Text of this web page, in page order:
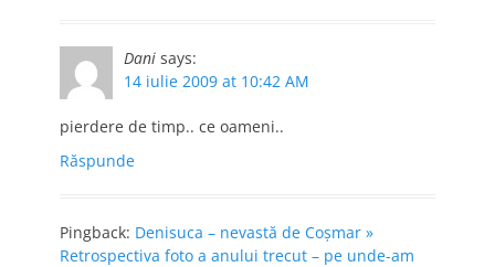
Dani says:
14 iulie 2009 at 10:42 AM
pierdere de timp.. ce oameni..
Răspunde
Pingback: Denisuca – nevastă de Coşmar »
Retrospectiva foto a anului trecut – pe unde-am